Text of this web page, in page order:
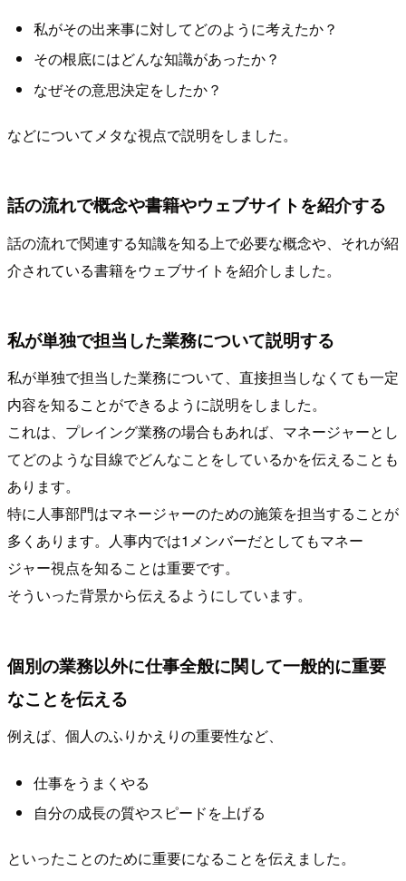
私がその出来事に対してどのように考えたか？
その根底にはどんな知識があったか？
なぜその意思決定をしたか？
などについてメタな視点で説明をしました。
話の流れで概念や書籍やウェブサイトを紹介する
話の流れで関連する知識を知る上で必要な概念や、それが紹
介されている書籍をウェブサイトを紹介しました。
私が単独で担当した業務について説明する
私が単独で担当した業務について、直接担当しなくても一定
内容を知ることができるように説明をしました。
これは、プレイング業務の場合もあれば、マネージャーとし
てどのような目線でどんなことをしているかを伝えることも
あります。
特に人事部門はマネージャーのための施策を担当することが
多くあります。人事内では1メンバーだとしてもマネー
ジャー視点を知ることは重要です。
そういった背景から伝えるようにしています。
個別の業務以外に仕事全般に関して一般的に重要
なことを伝える
例えば、個人のふりかえりの重要性など、
仕事をうまくやる
自分の成長の質やスピードを上げる
といったことのために重要になることを伝えました。